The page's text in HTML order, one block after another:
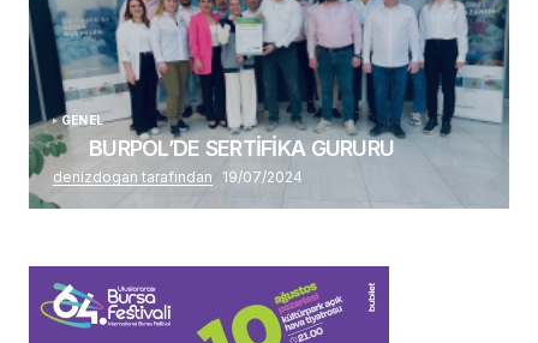
GENEL
BURPOL’DE SERTİFİKA GURURU
denizdogan tarafından 19/07/2024